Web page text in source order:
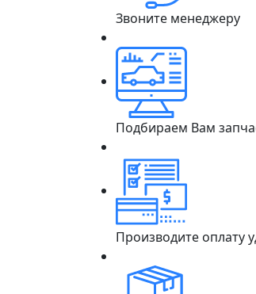
Звоните менеджеру
Подбираем Вам
Производите оплату